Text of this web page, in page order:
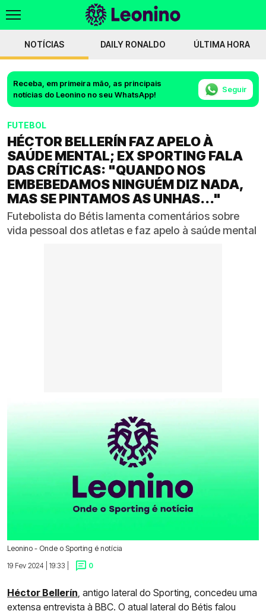
NOTÍCIAS DAILY RONALDO ÚLTIMA HORA
Receba, em primeira mão, as principais
notícias do Leonino no seu WhatsApp!
Seguir
FUTEBOL
HÉCTOR BELLERÍN FAZ APELO À
SAÚDE MENTAL; EX SPORTING FALA
DAS CRÍTICAS: "QUANDO NOS
EMBEBEDAMOS NINGUÉM DIZ NADA,
MAS SE PINTAMOS AS UNHAS..."
Futebolista do Bétis lamenta comentários sobre
vida pessoal dos atletas e faz apelo à saúde mental
Leonino - Onde o Sporting é notícia
19 Fev 2024 | 19:33 |
0
Héctor Bellerín, antigo lateral do Sporting, concedeu uma
extensa entrevista à BBC. O atual lateral do Bétis falou